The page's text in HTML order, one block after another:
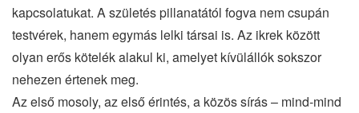
kapcsolatukat. A születés pillanatától fogva nem csupán
testvérek, hanem egymás lelki társai is. Az ikrek között
olyan erős kötelék alakul ki, amelyet kívülállók sokszor
nehezen értenek meg.
Az első mosoly, az első érintés, a közös sírás – mind-mind